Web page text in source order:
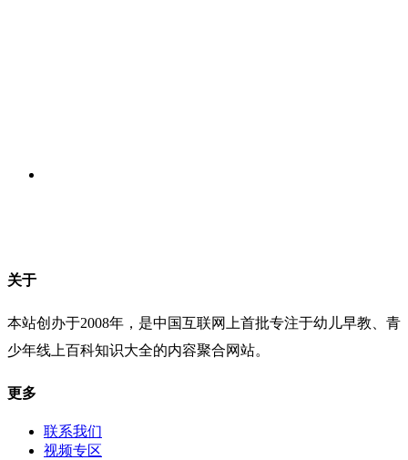
关于
本站创办于2008年，是中国互联网上首批专注于幼儿早教、青
少年线上百科知识大全的内容聚合网站。
更多
联系我们
视频专区